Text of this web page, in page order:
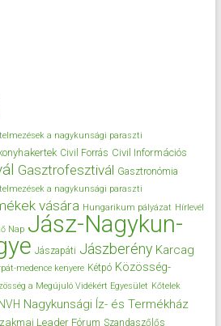
a nagykunsági paraszti
Civil Forrás Civil Információs
Gasztrofesztivál Gasztronómia
a nagykunsági paraszti
vására Hungarikum pályázat Hírlevél
Nap Jász-Nagykun-
Jászapáti Jászberény Karcag
medence kenyere Kétpó Közösség-
a Megújuló Vidékért Egyesület Kőtelek
Nagykunsági Íz- és Termékház
Leader Fórum Szandaszőlős